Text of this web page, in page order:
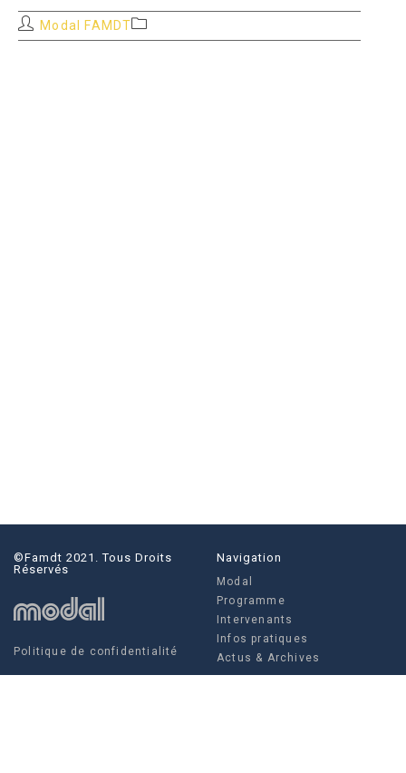
Auteur/autrice
de
Modal FAMDTPost
category:
©famdt 2021. Tous Droits
Réservés
Politique de confidentialité
Navigation
Modal
Programme
Intervenants
Infos pratiques
Actus & Archives